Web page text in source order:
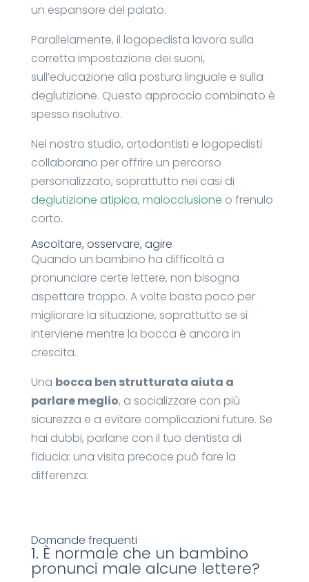
un espansore del palato.
Parallelamente, il logopedista lavora sulla
corretta impostazione dei suoni,
sull’educazione alla postura linguale e sulla
deglutizione. Questo approccio combinato è
spesso risolutivo.
Nel nostro studio, ortodontisti e logopedisti
collaborano per offrire un percorso
personalizzato, soprattutto nei casi di
deglutizione atipica, malocclusione o frenulo
corto.
Ascoltare, osservare, agire
Quando un bambino ha difficoltà a
pronunciare certe lettere, non bisogna
aspettare troppo. A volte basta poco per
migliorare la situazione, soprattutto se si
interviene mentre la bocca è ancora in
crescita.
Una bocca ben strutturata aiuta a
parlare meglio, a socializzare con più
sicurezza e a evitare complicazioni future. Se
hai dubbi, parlane con il tuo dentista di
fiducia: una visita precoce può fare la
differenza.
Domande frequenti
1. È normale che un bambino
pronunci male alcune lettere?